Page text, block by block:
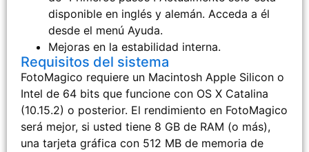
disponible en inglés y alemán. Acceda a él
desde el menú Ayuda.
Mejoras en la estabilidad interna.
Requisitos del sistema
FotoMagico requiere un Macintosh Apple Silicon o
Intel de 64 bits que funcione con OS X Catalina
(10.15.2) o posterior. El rendimiento en FotoMagico
será mejor, si usted tiene 8 GB de RAM (o más),
una tarjeta gráfica con 512 MB de memoria de